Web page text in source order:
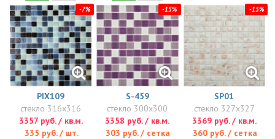
-7%
PIX109
стекло 316x316
3357 руб. / кв.м.
335 руб. / шт.
-15%
S-459
стекло 300x300
3358 руб. / кв.м.
303 руб. / сетка
-15%
SP01
стекло 327x327
3369 руб. / кв.м.
360 руб. / сетка